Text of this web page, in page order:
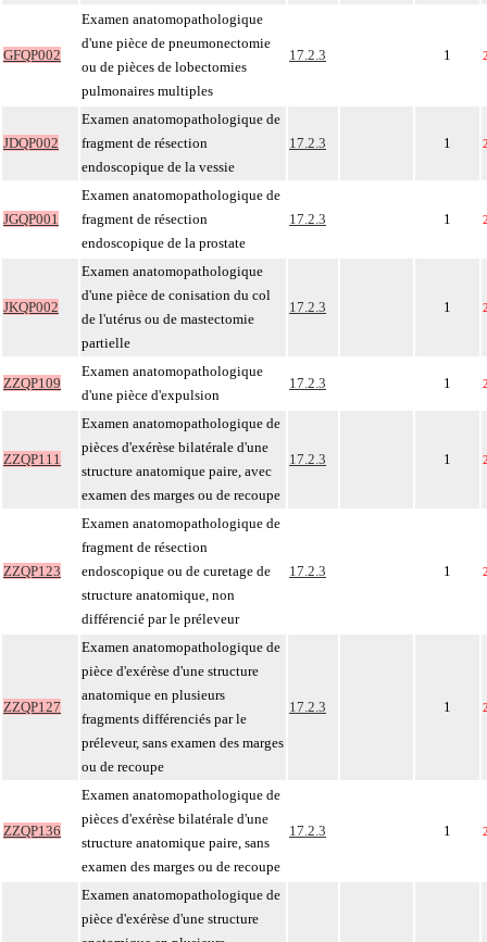
GFQP002
Examen anatomopathologique
d'une pièce de pneumonectomie
ou de pièces de lobectomies
pulmonaires multiples
17.2.3 1
JDQP002
Examen anatomopathologique de
fragment de résection
endoscopique de la vessie
17.2.3 1
JGQP001
Examen anatomopathologique de
fragment de résection
endoscopique de la prostate
17.2.3 1
JKQP002
Examen anatomopathologique
d'une pièce de conisation du col
de l'utérus ou de mastectomie
partielle
17.2.3 1
ZZQP109
Examen anatomopathologique
d'une pièce d'expulsion
17.2.3 1
ZZQP111
Examen anatomopathologique de
pièces d'exérèse bilatérale d'une
structure anatomique paire, avec
examen des marges ou de recoupe
17.2.3 1
ZZQP123
Examen anatomopathologique de
fragment de résection
endoscopique ou de curetage de
structure anatomique, non
différencié par le préleveur
17.2.3 1
ZZQP127
Examen anatomopathologique de
pièce d'exérèse d'une structure
anatomique en plusieurs
fragments différenciés par le
préleveur, sans examen des marges
ou de recoupe
17.2.3 1
ZZQP136
Examen anatomopathologique de
pièces d'exérèse bilatérale d'une
structure anatomique paire, sans
examen des marges ou de recoupe
17.2.3 1
Examen anatomopathologique de
pièce d'exérèse d'une structure